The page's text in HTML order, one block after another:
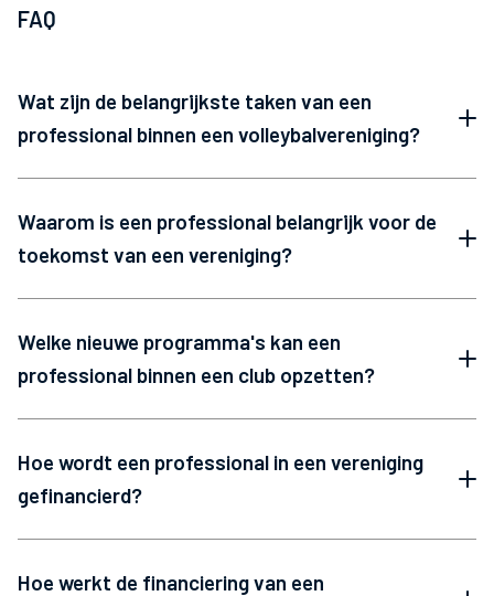
FAQ
Wat zijn de belangrijkste taken van een
professional binnen een volleybalvereniging?
Waarom is een professional belangrijk voor de
toekomst van een vereniging?
Welke nieuwe programma's kan een
professional binnen een club opzetten?
Hoe wordt een professional in een vereniging
gefinancierd?
Hoe werkt de financiering van een